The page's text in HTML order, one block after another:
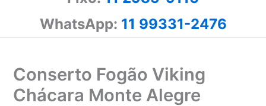
WhatsApp: 11 99331-2476
Conserto Fogão Viking
Chácara Monte Alegre